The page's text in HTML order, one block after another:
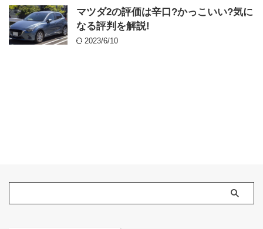
マツダ2の評価は辛口?かっこいい?気に
なる評判を解説!
2023/6/10